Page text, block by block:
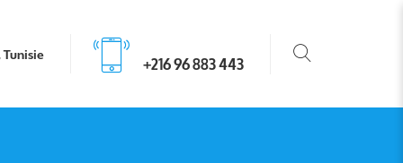
Tunisie +216 96 883 443